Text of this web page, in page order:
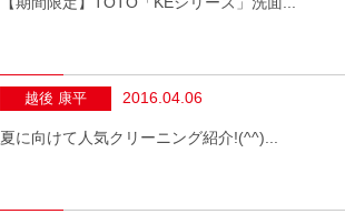
越後 康平 2016.04.06
夏に向けて人気クリーニング紹介!(^^)...